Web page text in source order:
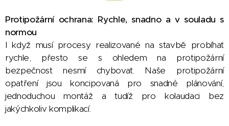
Protipožární ochrana: Rychle, snadno a v souladu s
normou
I když musí procesy realizované na stavbě probíhat
rychle, přesto se s ohledem na protipožární
bezpečnost nesmí chybovat. Naše protipožární
opatření jsou koncipovaná pro snadné plánování,
jednoduchou montáž a tudíž pro kolaudaci bez
jakýchkoliv komplikací.